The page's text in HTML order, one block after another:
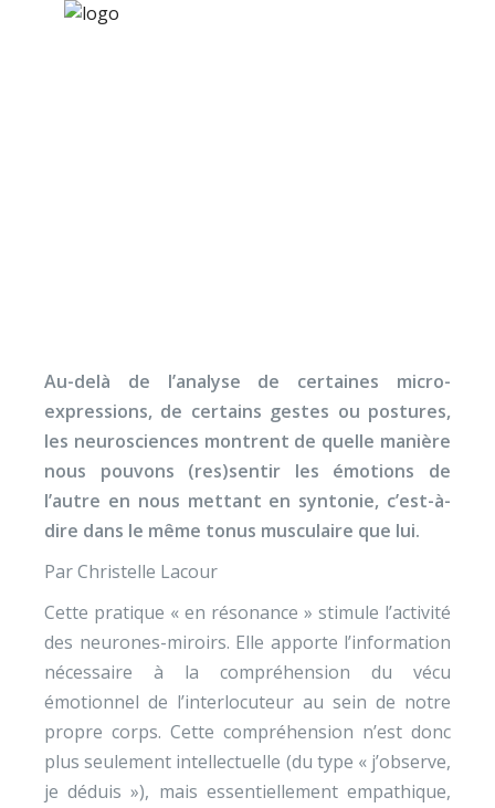
Au-delà de l’analyse de certaines micro-
expressions, de certains gestes ou postures,
les neurosciences montrent de quelle manière
nous pouvons (res)sentir les émotions de
l’autre en nous mettant en syntonie, c’est-à-
dire dans le même tonus musculaire que lui.
Par Christelle Lacour
Cette pratique « en résonance » stimule l’activité
des neurones-miroirs. Elle apporte l’information
nécessaire à la compréhension du vécu
émotionnel de l’interlocuteur au sein de notre
propre corps. Cette compréhension n’est donc
plus seulement intellectuelle (du type « j’observe,
je déduis »), mais essentiellement empathique,